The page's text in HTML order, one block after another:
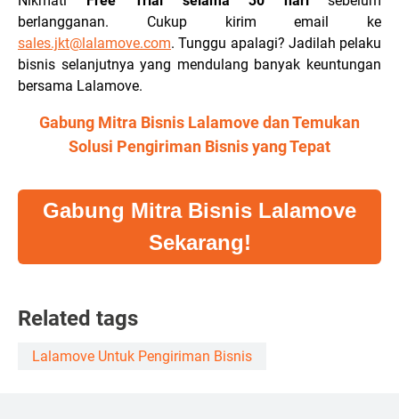
berlangganan. Cukup kirim email ke
sales.jkt@lalamove.com. Tunggu apalagi? Jadilah pelaku
bisnis selanjutnya yang mendulang banyak keuntungan
bersama Lalamove.
Gabung Mitra Bisnis Lalamove dan Temukan
Solusi Pengiriman Bisnis yang Tepat
Gabung Mitra Bisnis Lalamove
Sekarang!
Related tags
Lalamove Untuk Pengiriman Bisnis